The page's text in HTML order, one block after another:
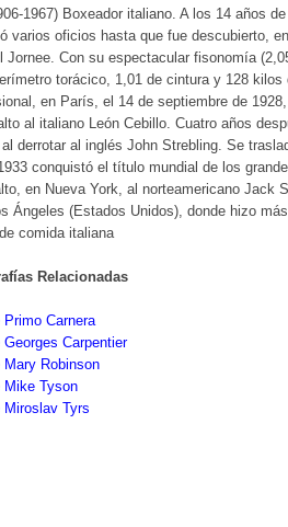
1967) Boxeador italiano. A los 14 años
varios oficios hasta que fue descubierto,
Jornee. Con su espectacular fisonomía
torácico, 1,01 de cintura y 128 kilos
en París, el 14 de septiembre de
al italiano León Cebillo. Cuatro años
derrotar al inglés John Strebling. Se
conquistó el título mundial de los
en Nueva York, al norteamericano Jack
Ángeles (Estados Unidos), donde hizo
comida italiana
Relacionadas
Primo Carnera
Carpentier
Mary Robinson
Mike Tyson
Miroslav Tyrs